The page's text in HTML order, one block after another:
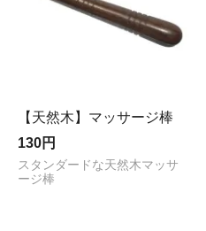
【天然木】マッサージ棒
130円
スタンダードな天然木マッサ
ージ棒